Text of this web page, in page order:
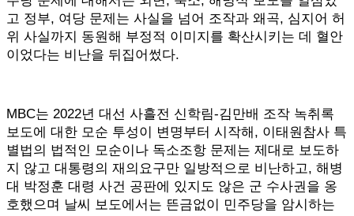
고 정부, 여당 문제는 사실을 넘어 조작과 왜곡, 심지어 허
위 사실까지 동원해 부정적 이미지를 확산시키는 데 혈안
이었다는 비난을 뒤집어썼다.
MBC는 2022년 대선 사흘전 신학림-김만배 조작 녹취록
보도에 대한 모순 투성이 변명부터 시작해, 이태원참사 특
별법의 법적인 모순이나 독소조항 문제는 제대로 보도하
지 않고 대통령의 재의요구만 일방적으로 비난하고, 해병
대 박정훈 대령 사건 공판에 있지도 않은 군 수사권을 옹
호했으며 날씨 보도에서는 뜬금없이 민주당을 암시하는